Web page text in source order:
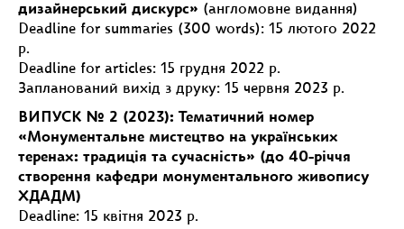
дизайнерський дискурс» (англомовне видання)
Deadline for summaries (300 words): 15 лютого 2022
р.
Deadline for articles: 15 грудня 2022 р.
Запланований вихід з друку: 15 червня 2023 р.
ВИПУСК № 2 (2023): Тематичний номер
«Монументальне мистецтво на українських
теренах: традиція та сучасність» (до 40-річчя
створення кафедри монументального живопису
ХДАДМ)
Deadline: 15 квітня 2023 р.